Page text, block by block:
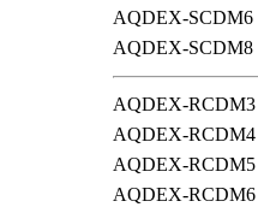
AQDEX-SCDM6
AQDEX-SCDM8
AQDEX-RCDM3
AQDEX-RCDM4
AQDEX-RCDM5
AQDEX-RCDM6